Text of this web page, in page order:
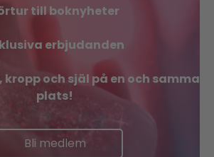
till boknyheter
erbjudanden
och själ på en och samma
plats!
Bli medlem